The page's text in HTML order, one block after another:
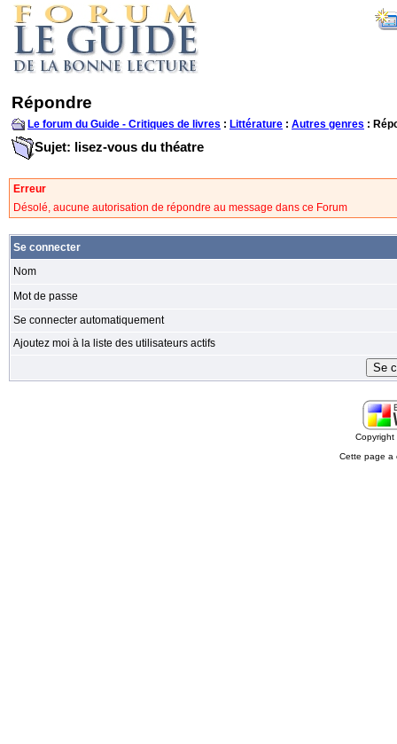
Répondre
Le forum du Guide - Critiques de livres : Littérature : Autres genres :
Sujet: lisez-vous du théatre
Erreur
Désolé, aucune autorisation de répondre au message dans ce Forum
Se connecter
Nom
Mot de passe
Se connecter automatiquement
Ajoutez moi à la liste des utilisateurs actifs
Cette page a